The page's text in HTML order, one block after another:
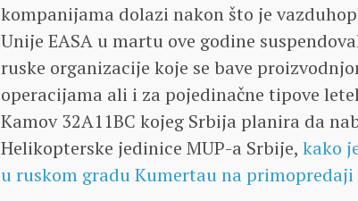
kompanijama dolazi nakon što je
Unije EASA u martu ove godine
ruske organizacije koje se bave
operacijama ali i za pojedinačne tipove
Kamov 32A11BC kojeg Srbija planira da
Helikopterske jedinice MUP-a Srbije, kako
u ruskom gradu Kumertau na